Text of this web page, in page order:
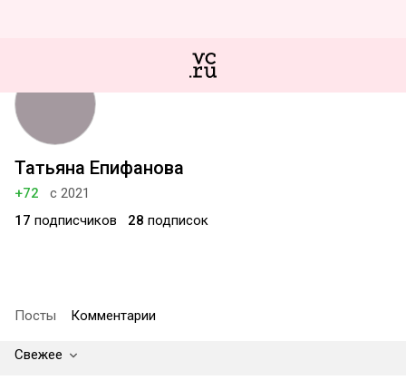
Татьяна Епифанова
+72
с 2021
17 подписчиков 28 подписок
Посты Комментарии
Свежее